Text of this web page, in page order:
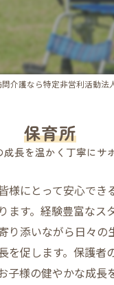
介護なら特定非営利活動法
保育所
成長を温かく丁寧にサ
様にとって安心でき
ます。経験豊富なス
り添いながら日々の
を促します。保護者
子様の健やかな成長